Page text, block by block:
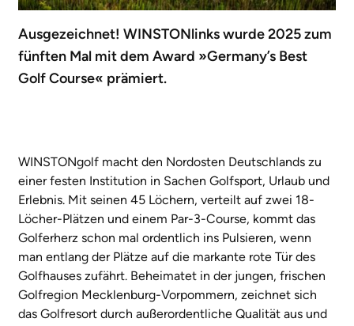
Ausgezeichnet! WINSTONlinks wurde 2025 zum
fünften Mal mit dem Award »Germany’s Best
Golf Course« prämiert.
WINSTONgolf macht den Nordosten Deutschlands zu
einer festen Institution in Sachen Golfsport, Urlaub und
Erlebnis. Mit seinen 45 Löchern, verteilt auf zwei 18-
Löcher-Plätzen und einem Par-3-Course, kommt das
Golferherz schon mal ordentlich ins Pulsieren, wenn
man entlang der Plätze auf die markante rote Tür des
Golfhauses zufährt. Beheimatet in der jungen, frischen
Golfregion Mecklenburg-Vorpommern, zeichnet sich
das Golfresort durch außerordentliche Qualität aus und